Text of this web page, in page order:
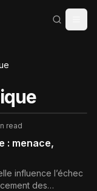
read
: menace,
influence l’échec
des